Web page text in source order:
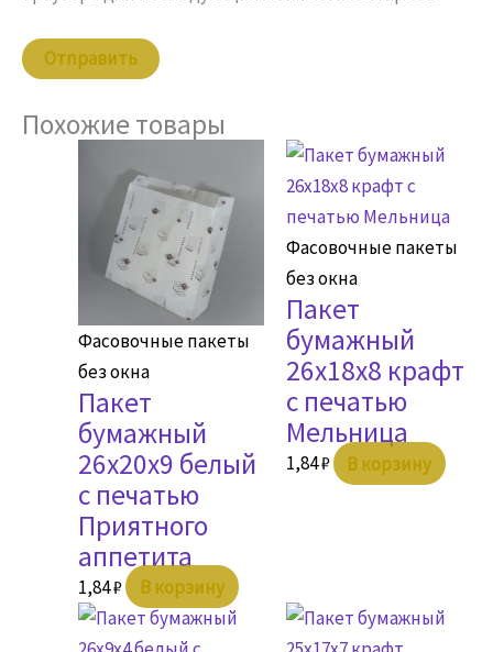
Похожие товары
Фасовочные пакеты
без окна
Пакет
бумажный
26х20х9 белый
с печатью
Приятного
аппетита
1,84₽ В корзину
Фасовочные пакеты
без окна
Пакет
бумажный
26х18х8 крафт
с печатью
Мельница
1,84₽ В корзину